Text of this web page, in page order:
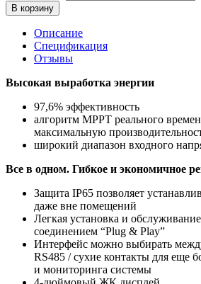
В корзину
Описание
Спецификация
Отзывы
Высокая выработка энергии
97,6% эффективность
алгоритм MPPT реального
максимальную
широкий диапазон входного
Все в одном. Гибкое и экономичное
Защита IP65 позволяет
даже вне помещений
Легкая установка и
соединением “Plug & Play”
Интерфейс можно выбирать
RS485 / сухие контакты для еще
и мониторинга системы